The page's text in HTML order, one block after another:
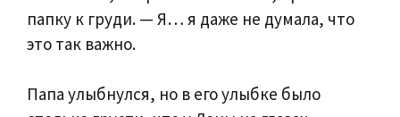
папку к груди. — Я… я даже не думала, что
это так важно.
Папа улыбнулся, но в его улыбке было